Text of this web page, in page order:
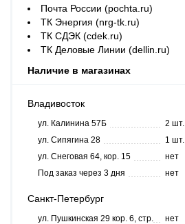
Почта России (pochta.ru)
ТК Энергия (nrg-tk.ru)
ТК СДЭК (cdek.ru)
ТК Деловые Линии (dellin.ru)
Наличие в магазинах
Владивосток
ул. Калинина 57Б
2 шт.
ул. Сипягина 28
1 шт.
ул. Снеговая 64, кор. 15
нет
Под заказ через 3 дня
нет
Санкт-Петербург
ул. Пушкинская 29 кор. 6, стр.
нет